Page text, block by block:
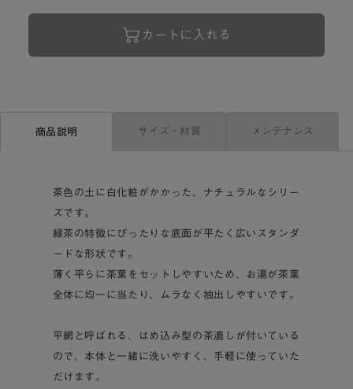
カートに入れる
商品説明 サイズ・材質 メンテナンス
茶色の土に白化粧がかかった、ナチュラルなシリー
ズです。
緑茶の特徴にぴったりな底面が平たく広いスタンダ
ードな形状です。
薄く平らに茶葉をセットしやすいため、お湯が茶葉
全体に均一に当たり、ムラなく抽出しやすいです。
平網と呼ばれる、はめ込み型の茶漉しが付いている
ので、本体と一緒に洗いやすく、手軽に使っていた
だけます。